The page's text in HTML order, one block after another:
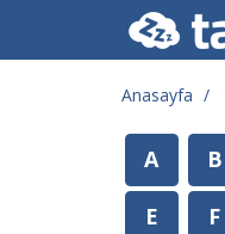
Anasayfa
A B
E
F